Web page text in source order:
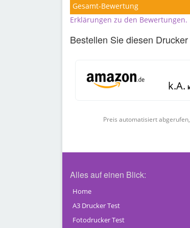
Gesamt-Bewertung
Erklärungen zu den Bewertungen.
Bestellen Sie diesen
k.A.
Preis automatisiert
Alles auf einen Blick:
Home
A3 Drucker Test
Fotodrucker Test